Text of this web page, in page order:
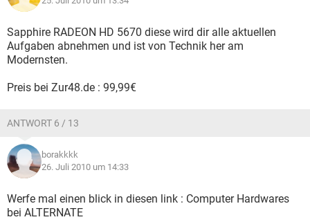
Sapphire RADEON HD 5670 diese wird dir alle aktuellen
Aufgaben abnehmen und ist von Technik her am
Modernsten.
Preis bei Zur48.de : 99,99€
ANTWORT 6 / 13
borakkkk
26. Juli 2010 um 14:33
Werfe mal einen blick in diesen link : Computer Hardwares
bei ALTERNATE